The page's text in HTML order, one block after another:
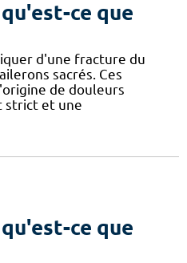
ce que
d'une fracture du
sacrés. Ces
de douleurs
strict et une
ce que